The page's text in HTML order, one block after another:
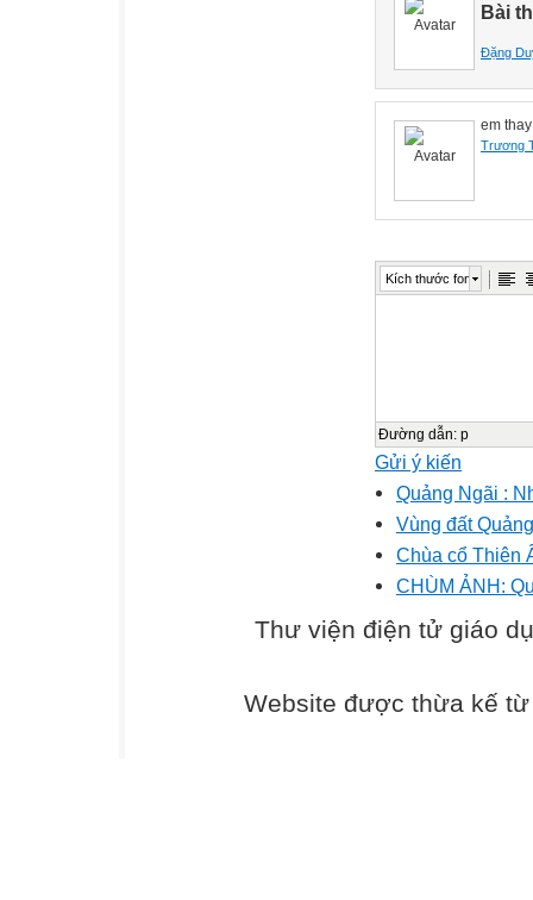
Bài
Đặng
em
Trương
Kích thước font
Đường dẫn: p
Gửi ý kiến
Quảng Ngãi :
Vùng đất
Chùa cổ Thiên
CHÙM ẢNH:
Thư viện điện tử giáo
Website được thừa kế